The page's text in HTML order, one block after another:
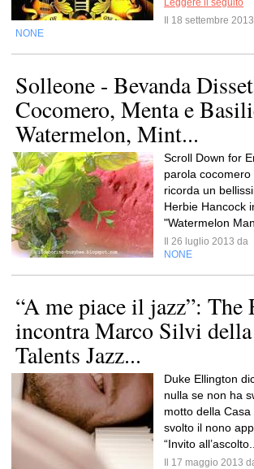
Leggere il seguito
Il 18 settembre
NONE
Solleone - Bevanda
Cocomero, Menta e
Watermelon, Mint...
Scroll Down for
parola
ricorda un
Herbie Hancock
"Watermelon
Il 26 luglio 2013 da
NONE
“A me piace il jazz”: The
incontra Marco Silvi
Talents Jazz...
Duke Ellington
nulla se non ha
motto della
svolto il nono
“Invito
Il 17 maggio 2013